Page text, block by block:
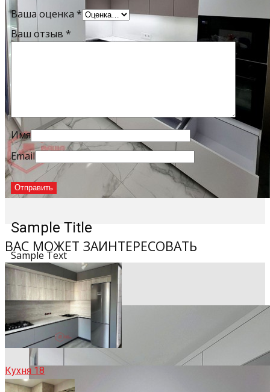
Sample Title
Sample Text
Ваша оценка *
Ваш отзыв *
Имя
Email
ВАС МОЖЕТ ЗАИНТЕРЕСОВАТЬ
Кухня 18